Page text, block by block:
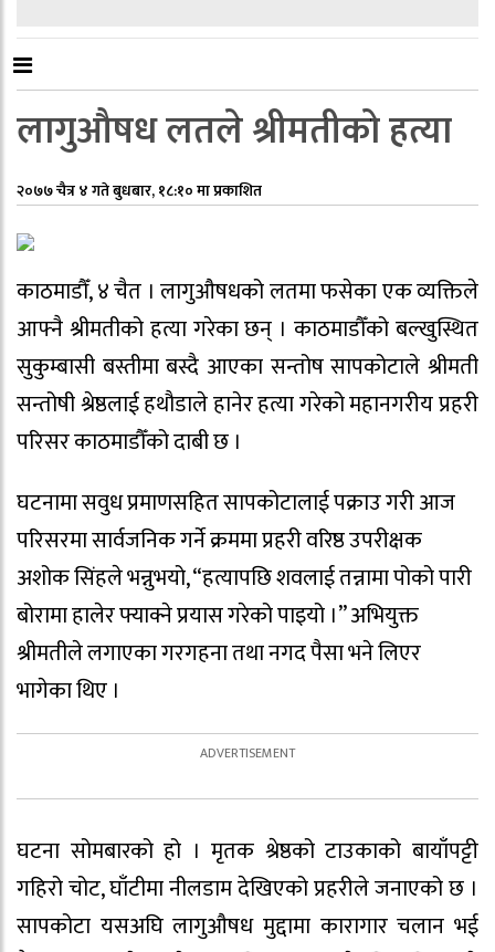
लागुऔषध लतले श्रीमतीको हत्या
२०७७ चैत्र ४ गते बुधबार, १८:१० मा प्रकाशित
काठमाडौँ, ४ चैत । लागुऔषधको लतमा फसेका एक व्यक्तिले
आफ्नै श्रीमतीको हत्या गरेका छन् । काठमाडौँको बल्खुस्थित
सुकुम्बासी बस्तीमा बस्दै आएका सन्तोष सापकोटाले श्रीमती
सन्तोषी श्रेष्ठलाई हथौडाले हानेर हत्या गरेको महानगरीय प्रहरी
परिसर काठमाडौँको दाबी छ ।
घटनामा सवुध प्रमाणसहित सापकोटालाई पक्राउ गरी आज
परिसरमा सार्वजनिक गर्ने क्रममा प्रहरी वरिष्ठ उपरीक्षक
अशोक सिंहले भन्नुभयो, “हत्यापछि शवलाई तन्नामा पोको पारी
बोरामा हालेर फ्याक्ने प्रयास गरेको पाइयो ।” अभियुक्त
श्रीमतीले लगाएका गरगहना तथा नगद पैसा भने लिएर
भागेका थिए ।
घटना सोमबारको हो । मृतक श्रेष्ठको टाउकाको बायाँपट्टी
गहिरो चोट, घाँटीमा नीलडाम देखिएको प्रहरीले जनाएको छ ।
सापकोटा यसअघि लागुऔषध मुद्दामा कारागार चलान भई